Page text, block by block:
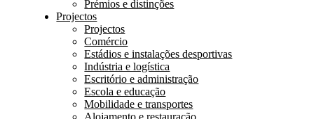
Prémios e distinções
Projectos
Projectos
Comércio
Estádios e instalações desportivas
Indústria e logística
Escritório e administração
Escola e educação
Mobilidade e transportes